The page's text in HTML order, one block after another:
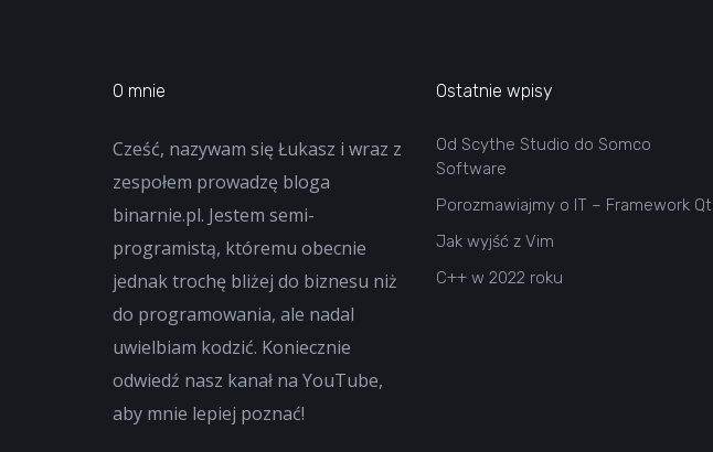
O mnie
Cześć, nazywam się Łukasz i wraz z
zespołem prowadzę bloga
binarnie.pl. Jestem semi-
programistą, któremu obecnie
jednak trochę bliżej do biznesu niż
do programowania, ale nadal
uwielbiam kodzić. Koniecznie
odwiedź nasz kanał na YouTube,
aby mnie lepiej poznać!
Ostatnie wpisy
Od Scythe Studio do Somco
Software
Porozmawiajmy o IT – Framework Qt
Jak wyjść z Vim
C++ w 2022 roku